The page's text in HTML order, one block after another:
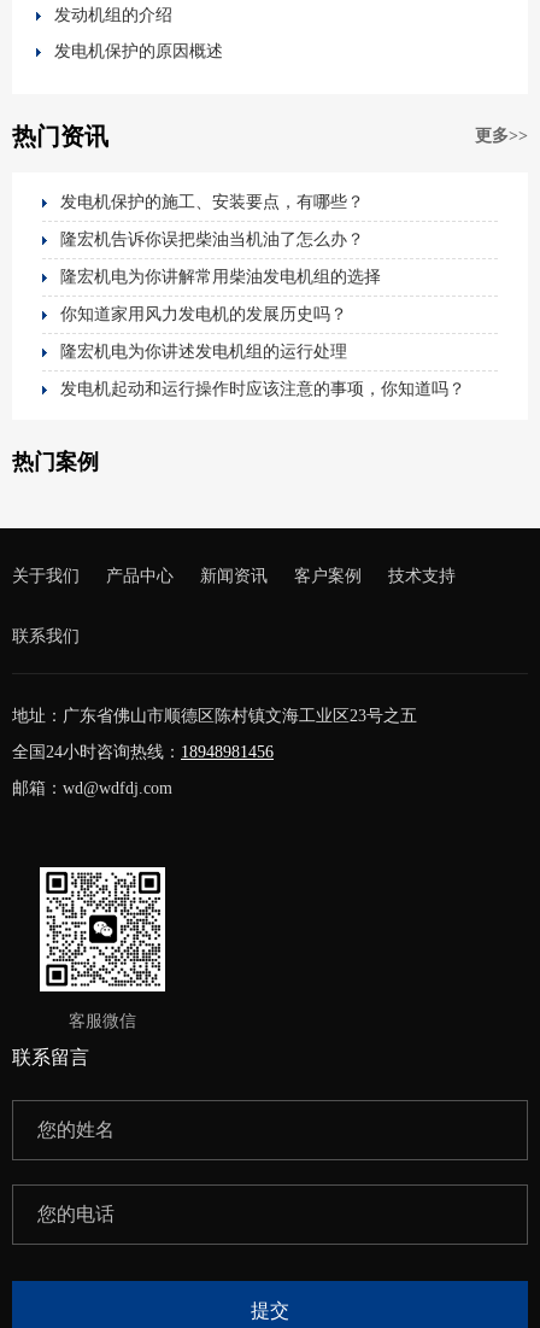
发动机组的介绍
发电机保护的原因概述
热门资讯 更多>>
发电机保护的施工、安装要点，有哪些？
隆宏机告诉你误把柴油当机油了怎么办？
隆宏机电为你讲解常用柴油发电机组的选择
你知道家用风力发电机的发展历史吗？
隆宏机电为你讲述发电机组的运行处理
发电机起动和运行操作时应该注意的事项，你知道吗？
热门案例
关于我们 产品中心 新闻资讯 客户案例 技术支持
联系我们
地址：广东省佛山市顺德区陈村镇文海工业区23号之五
全国24小时咨询热线： 18948981456
邮箱：wd@wdfdj.com
客服微信
联系留言